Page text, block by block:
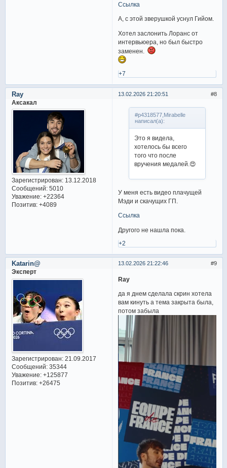
Ссылка
А, с этой зверушкой уснул Гийом.
Хотел заслонить Лоранс от
интервьюера, но был быстро
заменен.
+7
8
13.02.2026 21:20:51
Ray
Аксакал
Зарегистрирован: 13.12.2018
Сообщений:5010
Уважение: +22364
Позитив: +4089
#p4318577,Mirabelle
написал(а):
Это я видела,
хотелось бы всего
того что после
вручения медалей.😍
У меня есть видео плачущей
Мэди и скачущих ГП.
Ссылка
Другого не нашла пока.
+2
9
13.02.2026 21:22:46
Katarin@
Эксперт
Зарегистрирован: 21.09.2017
Сообщений:35344
Уважение: +125877
Позитив: +26475
Ray
да я днем сделала скрин хотела
вам кинуть а тема закрыта была,
потом забыла